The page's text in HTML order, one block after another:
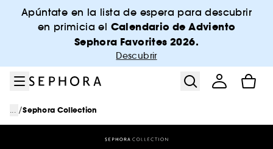
Ir al menú
Ir al contenido principal
Ir al pie de página
Apúntate en la lista de espera para descubrir
en primicia el Calendario de Adviento
Sephora Favorites 2026.
Descubrir
... /Sephora Collection